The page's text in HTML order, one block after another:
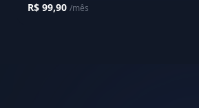
R$ 99,90 /mês